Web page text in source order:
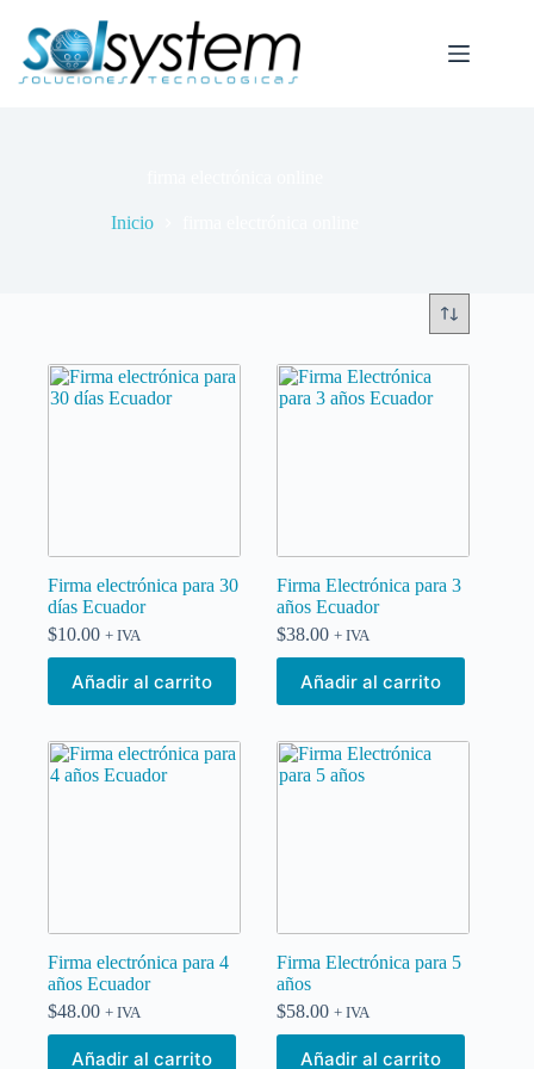
contenido
Inicio
Firma electrónica para 30
días Ecuador
$10.00 + IVA
Añadir al carrito
Firma Electrónica para 3
años Ecuador
$38.00 + IVA
Añadir al carrito
Firma electrónica para 4
años Ecuador
$48.00 + IVA
Añadir al carrito
Firma Electrónica para 5
años
$58.00 + IVA
Añadir al carrito